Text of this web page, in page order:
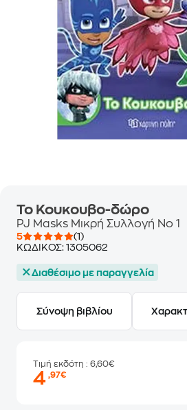
Το Κουκουβο-δώρο
PJ Masks Mικρή Συλλογή Νο 1
5
(1)
ΚΩΔΙΚΟΣ: 1305062
Διαθέσιμο με παραγγελία
Σύνοψη βιβλίου
Τιμή εκδότη : 6,60€
4,97€